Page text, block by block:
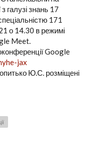
галузі знань 17
171
о 14.30 в режимі
Meet.
Google
jax
Ю.С. розміщені